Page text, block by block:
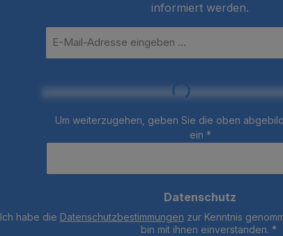
informiert werden.
Mail-
Loading...
Um weiterzugehen, geben Sie die oben
ein *
Datenschutz
Ich habe die Datenschutzbestimmungen zur Kenntnis
bin mit ihnen einverstanden. *